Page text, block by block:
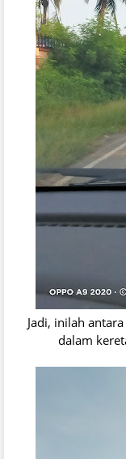
Jadi, inilah
dalam